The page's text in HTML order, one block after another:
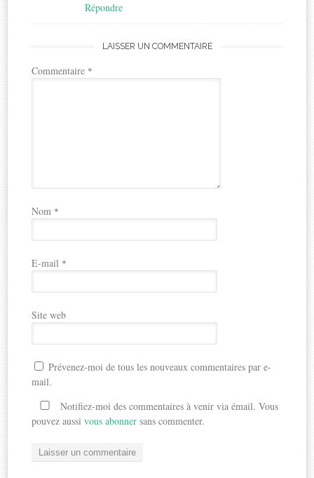
Répondre
LAISSER UN COMMENTAIRE
Commentaire *
Nom *
E-mail *
Site web
Prévenez-moi de tous les nouveaux commentaires par e-
mail.
Notifiez-moi des commentaires à venir via émail. Vous
pouvez aussivous abonner sans commenter.